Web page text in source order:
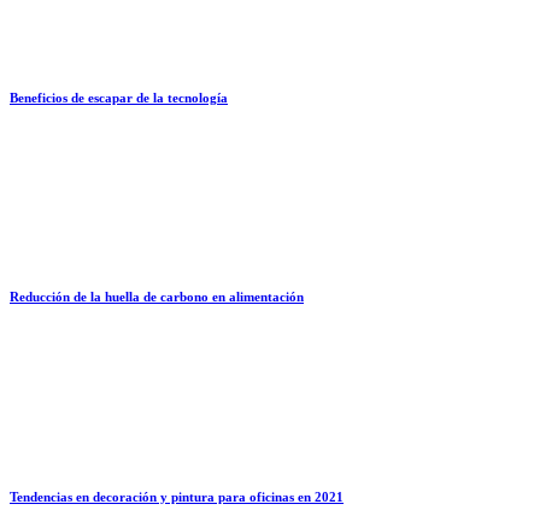
Beneficios de escapar de la tecnología
Reducción de la huella de carbono en alimentación
Tendencias en decoración y pintura para oficinas en 2021